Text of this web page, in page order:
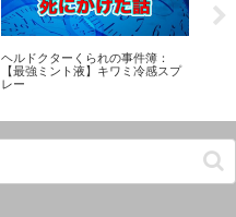
ヘルドクターくられの事件簿：
【最強ミント液】キワミ冷感スプ
レー